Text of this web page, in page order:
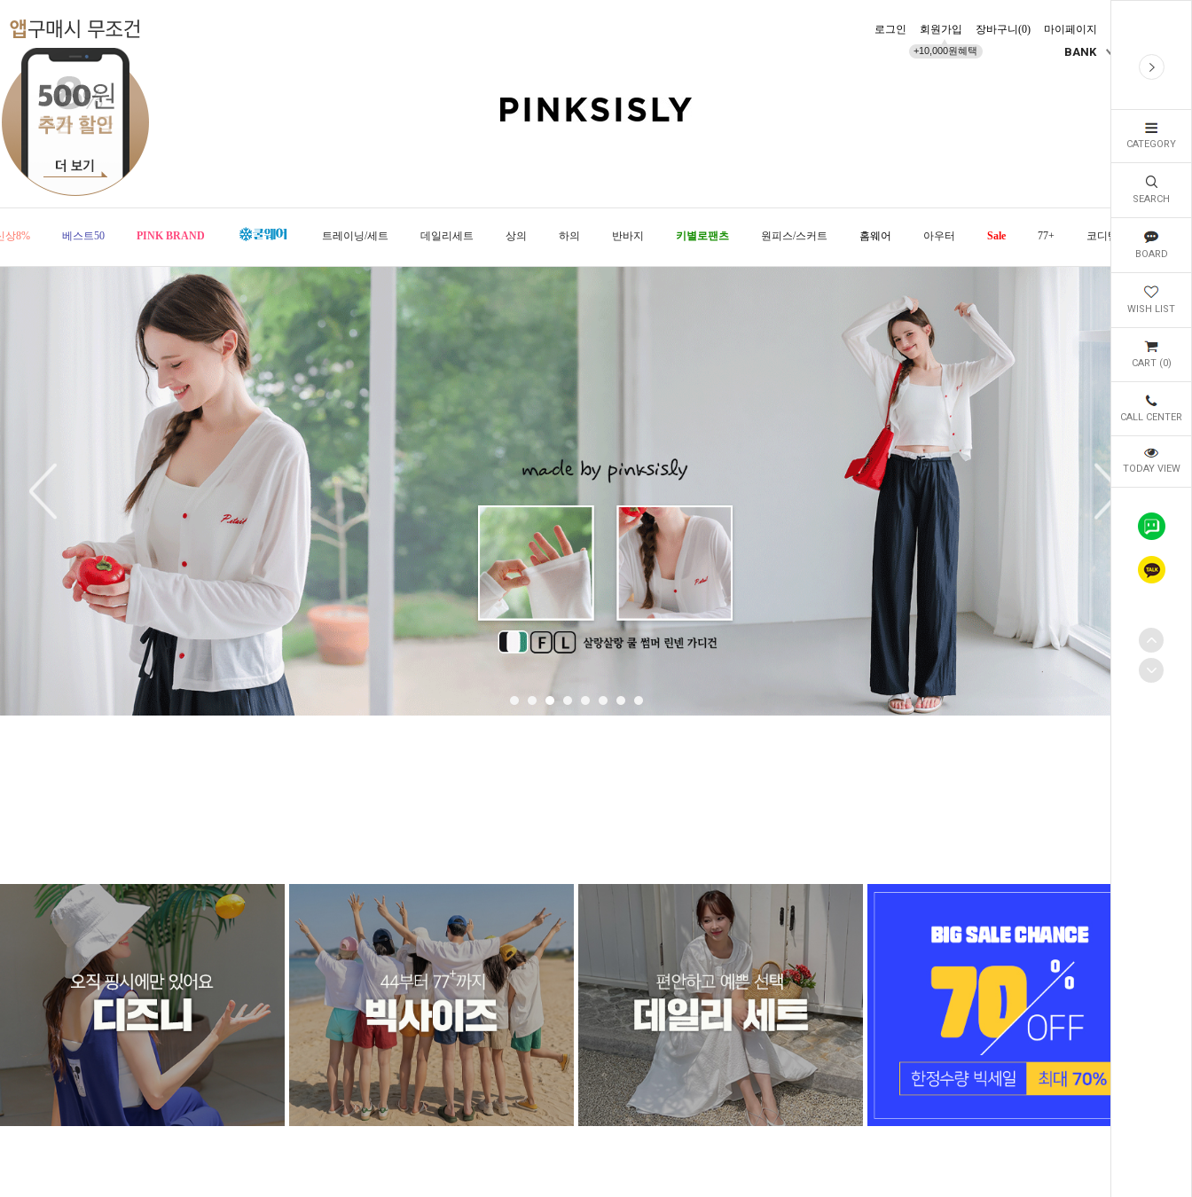
CATEGORY
SEARCH
BOARD
WISH LIST
CART (0)
CALL CENTER
TODAY VIEW
로그인 회원가입
+10,000원혜택
장바구니(0) 마이페이지
BANK
상8% 베스트50 PINK BRAND 트레이닝/세트 데일리세트 상의 하의 반바지 키별로팬츠 원피스/스커트 홈웨어 아우터 Sale 77+ 코디템 오늘발송